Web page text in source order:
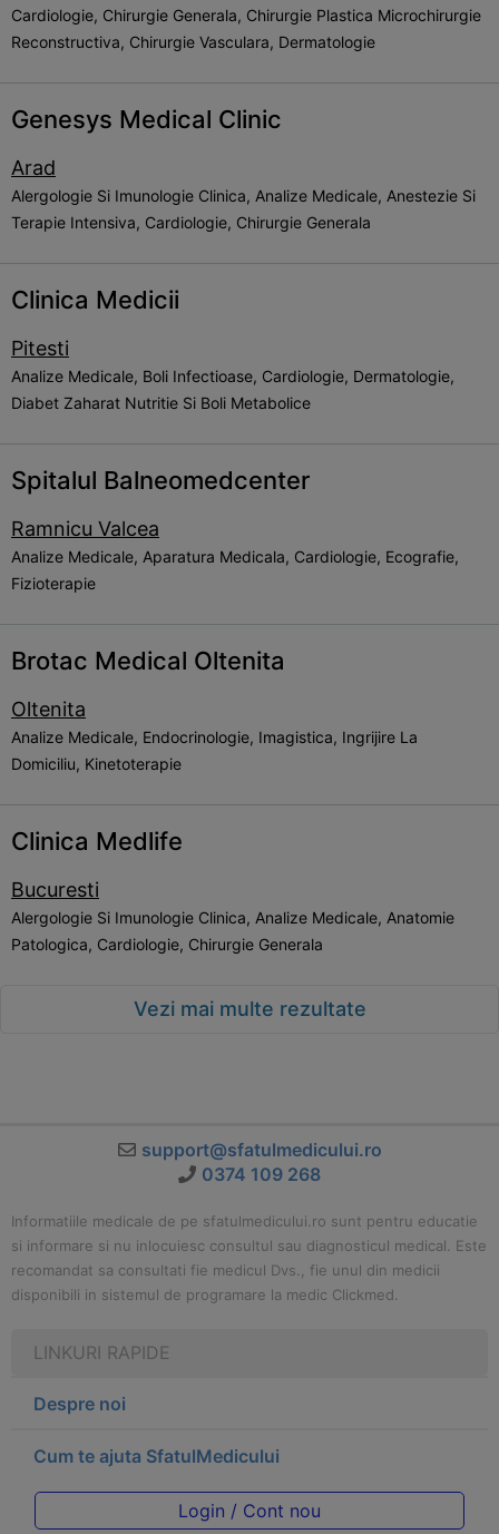
Cardiologie, Chirurgie Generala, Chirurgie Plastica Microchirurgie
Reconstructiva, Chirurgie Vasculara, Dermatologie
Genesys Medical Clinic
Arad
Alergologie Si Imunologie Clinica, Analize Medicale, Anestezie Si
Terapie Intensiva, Cardiologie, Chirurgie Generala
Clinica Medicii
Pitesti
Analize Medicale, Boli Infectioase, Cardiologie, Dermatologie,
Diabet Zaharat Nutritie Si Boli Metabolice
Spitalul Balneomedcenter
Ramnicu Valcea
Analize Medicale, Aparatura Medicala, Cardiologie, Ecografie,
Fizioterapie
Brotac Medical Oltenita
Oltenita
Analize Medicale, Endocrinologie, Imagistica, Ingrijire La
Domiciliu, Kinetoterapie
Clinica Medlife
Bucuresti
Alergologie Si Imunologie Clinica, Analize Medicale, Anatomie
Patologica, Cardiologie, Chirurgie Generala
Vezi mai multe rezultate
support@sfatulmedicului.ro
0374 109 268
Informatiile medicale de pe sfatulmedicului.ro sunt pentru educatie
si informare si nu inlocuiesc consultul sau diagnosticul medical. Este
recomandat sa consultati fie medicul Dvs., fie unul din medicii
disponibili in sistemul de programare la medic Clickmed.
LINKURI RAPIDE
Despre noi
Cum te ajuta SfatulMedicului
Login / Cont nou